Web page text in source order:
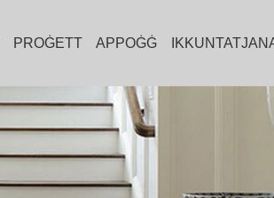
PROĠETT APPOĠĠ